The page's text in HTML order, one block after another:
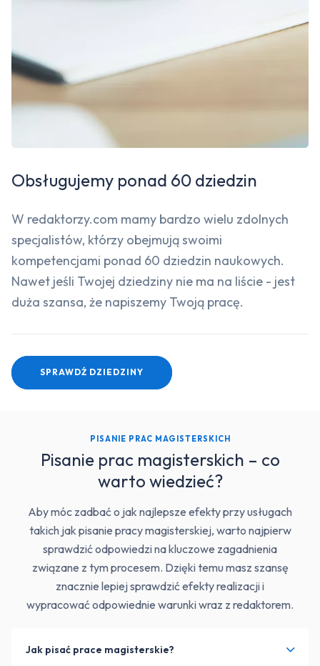
Obsługujemy ponad 60 dziedzin
W redaktorzy.com mamy bardzo wielu zdolnych
specjalistów, którzy obejmują swoimi
kompetencjami ponad 60 dziedzin naukowych.
Nawet jeśli Twojej dziedziny nie ma na liście - jest
duża szansa, że napiszemy Twoją pracę.
SPRAWDŹ DZIEDZINY
PISANIE PRAC MAGISTERSKICH
Pisanie prac magisterskich – co
warto wiedzieć?
Aby móc zadbać o jak najlepsze efekty przy usługach
takich jak pisanie pracy magisterskiej, warto najpierw
sprawdzić odpowiedzi na kluczowe zagadnienia
związane z tym procesem. Dzięki temu masz szansę
znacznie lepiej sprawdzić efekty realizacji i
wypracować odpowiednie warunki wraz z redaktorem.
Jak pisać prace magisterskie?